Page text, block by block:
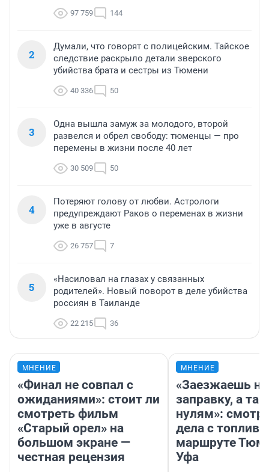
97 759 144
2
Думали, что говорят с полицейским. Тайское
следствие раскрыло детали зверского
убийства брата и сестры из Тюмени
40 336 50
3
Одна вышла замуж за молодого, второй
развелся и обрел свободу: тюменцы — про
перемены в жизни после 40 лет
30 509 50
4
Потеряют голову от любви. Астрологи
предупреждают Раков о переменах в жизни
уже в августе
26 757 7
5
«Насиловал на глазах у связанных
родителей». Новый поворот в деле убийства
россиян в Таиланде
22 215 36
МНЕНИЕ
«Финал не совпал с
ожиданиями»: стоит ли
смотреть фильм
«Старый орел» на
большом экране —
честная рецензия
МНЕНИЕ
«Заезжаешь на
заправку, а
нулям»:
дела с
маршруте
Уфа